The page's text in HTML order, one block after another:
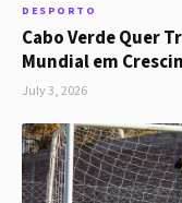
DESPORTO
Cabo Verde Quer
Mundial em
July 3, 2026